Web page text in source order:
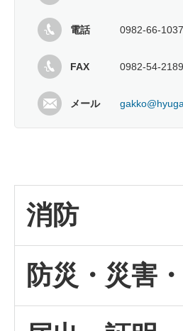
電話 0982-66-
FAX 0982-54-2189
メール
消防
防災・災害